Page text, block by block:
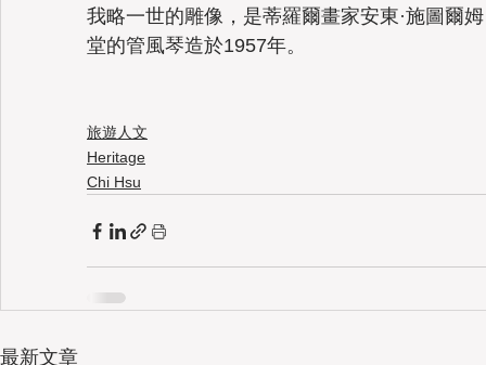
我略一世的雕像，是蒂羅爾畫家安東·施圖爾
堂的管風琴造於1957年。
旅遊人文
Heritage
Chi Hsu
最新文章